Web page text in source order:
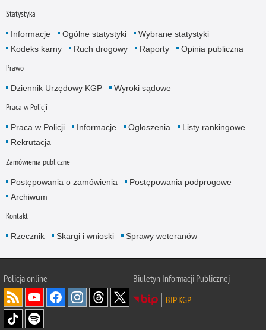
Statystyka
Informacje Ogólne statystyki
Wybrane statystyki
Kodeks karny
Ruch drogowy Raporty Opinia publiczna
Prawo
Dziennik Urzędowy KGP Wyroki sądowe
Praca w Policji
Praca w Policji Informacje Ogłoszenia
Listy rankingowe
Rekrutacja
Zamówienia publiczne
Postępowania o zamówienia
Postępowania podprogowe
Archiwum
Kontakt
Rzecznik Skargi i wnioski Sprawy weteranów
Policjaonline
Biuletyn Informacji Publicznej
BIP KGP